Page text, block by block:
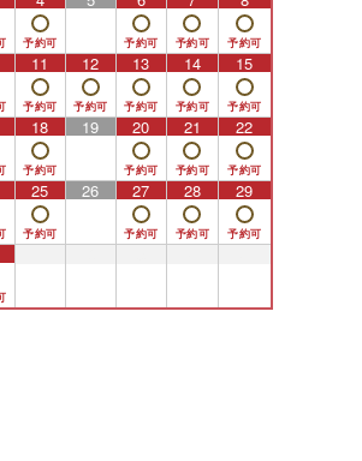
11 12 13 14 15
18 19 20 21 22
25 26 27 28 29